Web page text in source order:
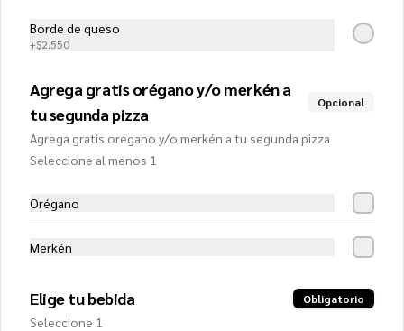
4 Quesos (Familiar)
Salsa de tomates, mozzarella, queso
gruyere
Borde de queso
+$2.550
Agrega gratis orégano y/o merkén a
tu segunda pizza
Opcional
Agrega gratis orégano y/o merkén a tu segunda pizza
Seleccione al menos 1
Orégano
Merkén
Elige tu bebida Obligatorio
Seleccione 1